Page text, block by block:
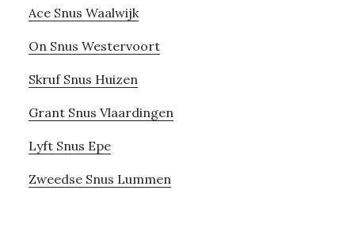
Ace Snus Waalwijk
On Snus Westervoort
Skruf Snus Huizen
Grant Snus Vlaardingen
Lyft Snus Epe
Zweedse Snus Lummen